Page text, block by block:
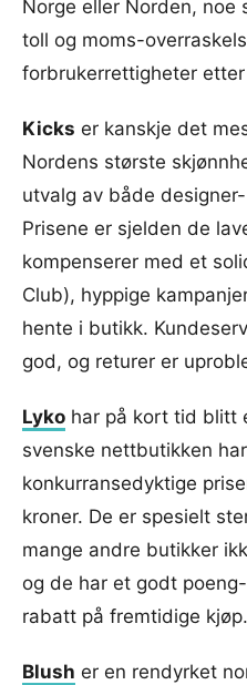
Norge eller Norden,
toll og moms-
forbrukerrettigheter etter
Kicks er kanskje det
Nordens største
utvalg av både
Prisene er sjelden de
kompenserer med et
Club), hyppige
hente i butikk.
god, og returer er
Lyko har på kort tid blitt
svenske nettbutikken
konkurransedyktige
kroner. De er spesielt
mange andre butikker
og de har et godt
rabatt på fremtidige kjøp.
Blush er en rendyrket